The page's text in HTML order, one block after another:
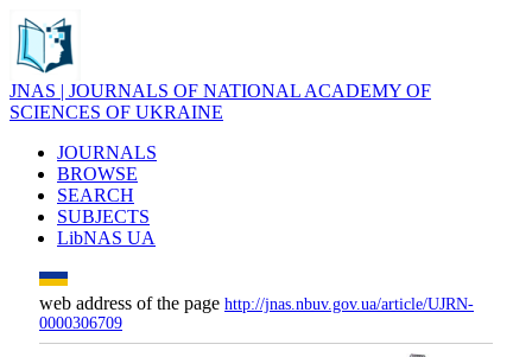
JNAS | JOURNALS OF NATIONAL ACADEMY OF
SCIENCES OF UKRAINE
JOURNALS
BROWSE
SEARCH
SUBJECTS
LibNAS UA
web address of the page http://jnas.nbuv.gov.ua/article/UJRN-
0000306709